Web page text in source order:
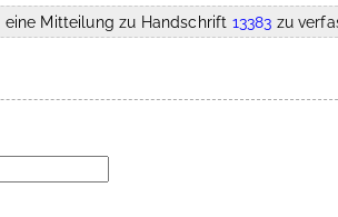
Mitteilung zu Handschrift 13383 zu